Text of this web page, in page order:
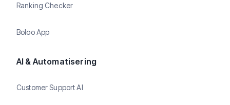
Ranking Checker
Boloo App
AI & Automatisering
Customer Support AI